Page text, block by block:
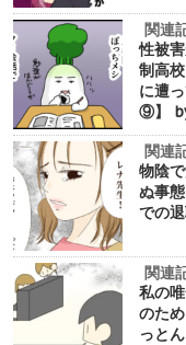
関連
性被
制高
に遭
⑨】
関連
物陰
ぬ事
での
関連
私の
のた
っとん